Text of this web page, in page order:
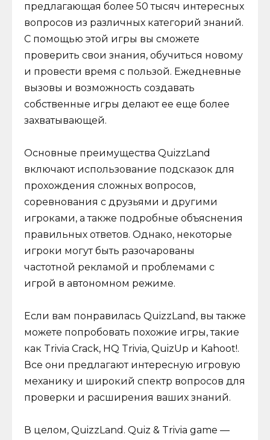
предлагающая более 50 тысяч интересных
вопросов из различных категорий знаний.
С помощью этой игры вы сможете
проверить свои знания, обучиться новому
и провести время с пользой. Ежедневные
вызовы и возможность создавать
собственные игры делают ее еще более
захватывающей.
Основные преимущества QuizzLand
включают использование подсказок для
прохождения сложных вопросов,
соревнования с друзьями и другими
игроками, а также подробные объяснения
правильных ответов. Однако, некоторые
игроки могут быть разочарованы
частотной рекламой и проблемами с
игрой в автономном режиме.
Если вам понравилась QuizzLand, вы также
можете попробовать похожие игры, такие
как Trivia Crack, HQ Trivia, QuizUp и Kahoot!.
Все они предлагают интересную игровую
механику и широкий спектр вопросов для
проверки и расширения ваших знаний.
В целом, QuizzLand. Quiz & Trivia game —